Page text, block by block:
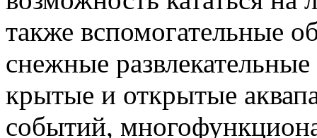
также вспомогательные
снежные
крытые и открытые
событий,